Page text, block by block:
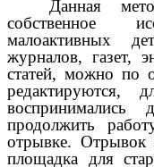
Данная
собственное
малоактивных
журналов, газет,
статей, можно по
воспринимались
продолжить
отрывке. Отрывок
площадка для